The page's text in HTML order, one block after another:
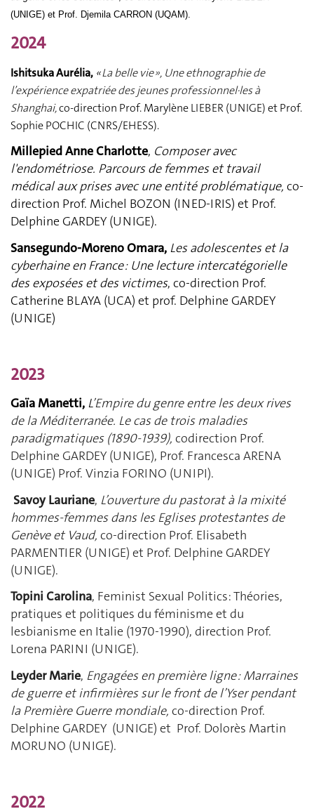
(UNIGE) et Prof. Djemila CARRON (UQAM).
2024
Ishitsuka Aurélia, «La belle vie », Une ethnographie de
l’expérience expatriée des jeunes professionnel·les à
Shanghai,co-direction Prof. Marylène LIEBER (UNIGE) et Prof.
Sophie POCHIC (CNRS/EHESS).
Millepied Anne Charlotte, Composer avec
l'endométriose. Parcours de femmes et travail
médical aux prises avec une entité problématique, co-
direction Prof. Michel BOZON (INED-IRIS) et Prof.
Delphine GARDEY (UNIGE).
Sansegundo-Moreno Omara, Les adolescentes et la
cyberhaine en France : Une lecture intercatégorielle
des exposées et des victimes, co-direction Prof.
Catherine BLAYA (UCA) et prof. Delphine GARDEY
(UNIGE)
2023
Gaïa Manetti, L’Empire du genre entre les deux rives
de la Méditerranée. Le cas de troismaladies
paradigmatiques (1890-1939), codirection Prof.
Delphine GARDEY (UNIGE), Prof. Francesca ARENA
(UNIGE) Prof. Vinzia FORINO (UNIPI).
Savoy Lauriane, L’ouverture du pastorat à la mixité
hommes-femmes dans les Eglises protestantes de
Genève et Vaud, co-direction Prof. Elisabeth
PARMENTIER (UNIGE) et Prof. Delphine GARDEY
(UNIGE).
Topini Carolina, Feminist Sexual Politics: Théories,
pratiques et politiques du féminisme et du
lesbianisme en Italie (1970-1990), direction Prof.
Lorena PARINI (UNIGE).
Leyder Marie, Engagées en première ligne : Marraines
de guerre et infirmières sur le front de l’Yser pendant
la Première Guerre mondiale, co-direction Prof.
Delphine GARDEY (UNIGE) et Prof. Dolorès Martin
MORUNO (UNIGE).
2022